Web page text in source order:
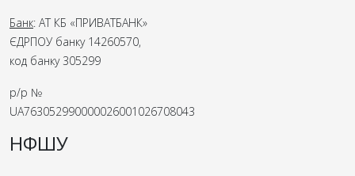
Банк: АТ КБ «ПРИВАТБАНК»
ЄДРПОУ банку 14260570,
код банку 305299
р/р №
UA763052990000026001026708043
НФШУ